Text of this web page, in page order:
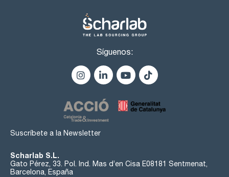
Síguenos:
Suscríbete a la Newsletter
Scharlab S.L.
Gato Pérez, 33. Pol. Ind. Mas d’en Cisa E08181 Sentmenat,
Barcelona, España